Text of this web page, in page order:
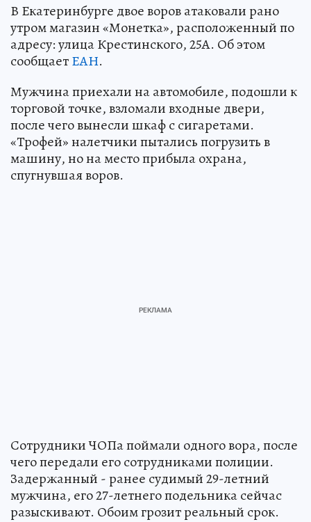
В Екатеринбурге двое воров атаковали рано
утром магазин «Монетка», расположенный по
адресу: улица Крестинского, 25А. Об этом
сообщаетЕАН.
Мужчина приехали на автомобиле, подошли к
торговой точке, взломали входные двери,
после чего вынесли шкаф с сигаретами.
«Трофей» налетчики пытались погрузить в
машину, но на место прибыла охрана,
спугнувшая воров.
Сотрудники ЧОПа поймали одного вора, после
чего передали его сотрудниками полиции.
Задержанный - ранее судимый 29-летний
мужчина, его 27-летнего подельника сейчас
разыскивают. Обоим грозит реальный срок.